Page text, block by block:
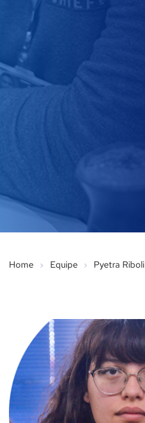
Home Equipe Pyetra Riboli